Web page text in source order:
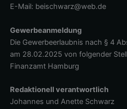
E-Mail: beischwarz@web.de
Gewerbeanmeldung
Die Gewerbeerlaubnis nach § 4
am 28.02.2025 von folgender
Finanzamt Hamburg
Redaktionell verantwortlich
Johannes und Anette Schwarz